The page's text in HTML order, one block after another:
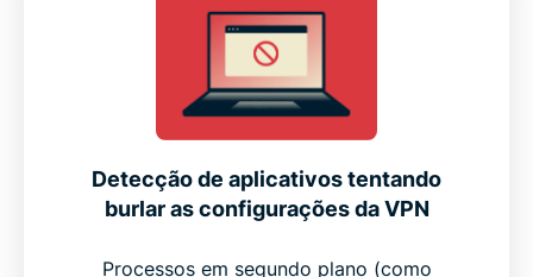
Detecção de aplicativos tentando
burlar as configurações da VPN
Processos em segundo plano (como